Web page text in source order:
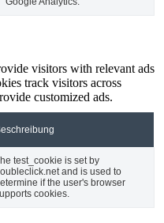
visitors with relevant ads
track visitors across
customized ads.
test_cookie is set by
and is used to
if the user's browser
cookies.